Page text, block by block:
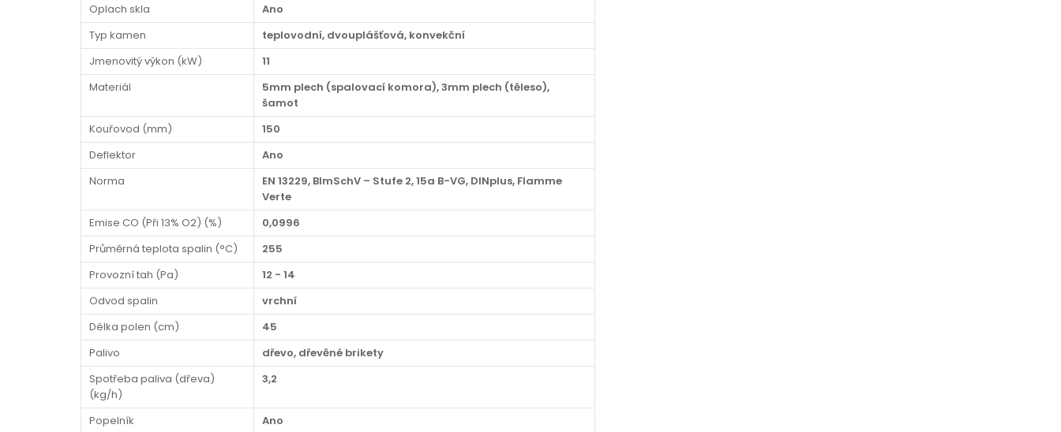
Oplach skla
Ano
Typ kamen
teplovodní, dvouplášťová, konvekční
Jmenovitý výkon (kW)
11
Materiál
5mm plech (spalovací komora), 3mm plech (těleso),
šamot
Kouřovod (mm)
150
Deflektor
Ano
Norma
EN 13229, BImSchV – Stufe 2, 15a B-VG, DINplus, Flamme
Verte
Emise CO (Při 13% O2) (%)
0,0996
Průměrná teplota spalin (°C)
255
Provozní tah (Pa)
12 - 14
Odvod spalin
vrchní
Délka polen (cm)
45
Palivo
dřevo, dřevěné brikety
Spotřeba paliva (dřeva)
(kg/h)
3,2
Popelník
Ano